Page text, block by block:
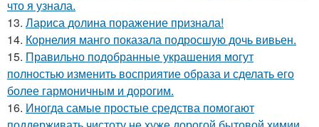
что я узнала.
13. Лариса долина поражение признала!
14. Корнелия манго показала подросшую дочь вивьен.
15. Правильно подобранные украшения могут
полностью изменить восприятие образа и сделать его
более гармоничным и дорогим.
16. Иногда самые простые средства помогают